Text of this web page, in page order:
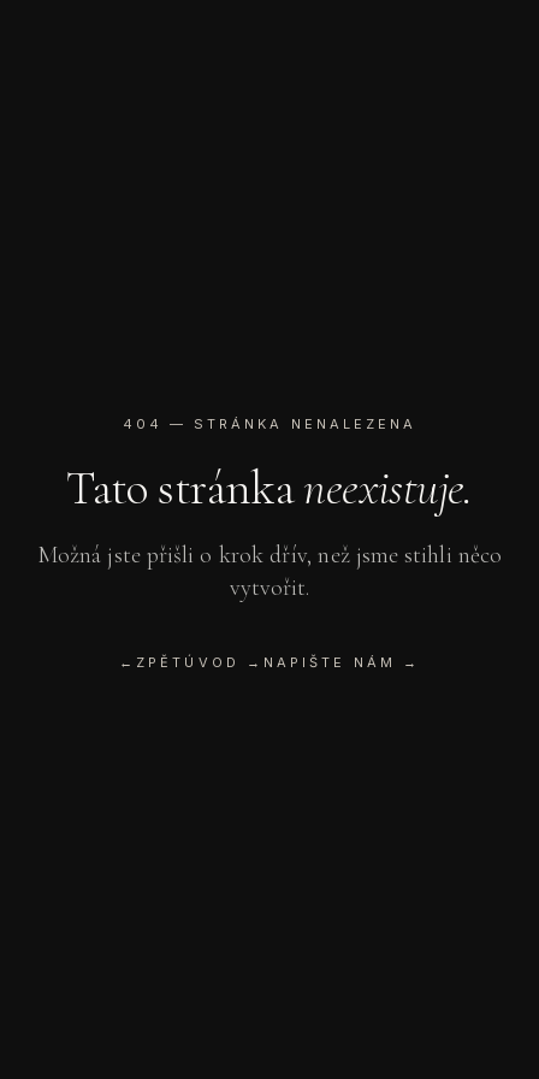
404 — STRÁNKA NENALEZENA
Tato stránkaneexistuje.
Možná jste přišli o krok dřív, než jsme stihli něco
vytvořit.
← ZPĚT ÚVOD → NAPIŠTE NÁM →